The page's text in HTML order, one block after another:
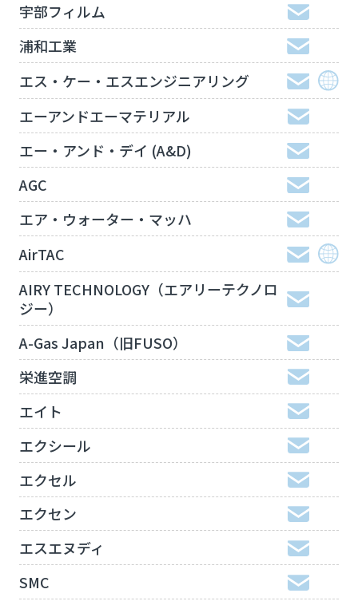
宇部フィルム
浦和工業
エス・ケー・エスエンジニアリング
エーアンドエーマテリアル
エー・アンド・デイ (A&D)
AGC
エア・ウォーター・マッハ
AirTAC
AIRY TECHNOLOGY（エアリーテクノロ
ジー）
A-Gas Japan（旧FUSO）
栄進空調
エイト
エクシール
エクセル
エクセン
エスエヌディ
SMC